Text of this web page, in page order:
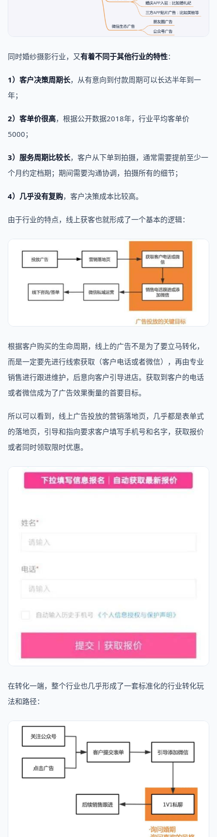
同时婚纱摄影行业，又有着不同于其他行业的特性：
1）客户决策周期长，从有意向到付款周期可以长达半年到一
年；
2）客单价很高，根据公开数据2018年，行业平均客单价
5000；
3）服务周期比较长，客户从下单到拍摄，通常需要提前至少一
个月约定档期；期间需要沟通协调，拍摄所有的细节；
4）几乎没有复购，客户决策成本比较高。
由于行业的特点，线上获客也就形成了一个基本的逻辑：
根据客户购买的生命周期，线上的广告不是为了要立马转化，
而是一定要先进行线索获取（客户电话或者微信），再由专业
销售进行跟进维护，后意向客户引导进店。获取到客户的电话
或者微信成为了广告效果衡量的首要目标。
所以可以看到，线上广告投放的营销落地页，几乎都是表单式
的落地页，引导和指向要求客户填写手机号和名字，获取报价
或者同时领取限时优惠。
在转化一端，整个行业也几乎形成了一套标准化的行业转化玩
法和路径：